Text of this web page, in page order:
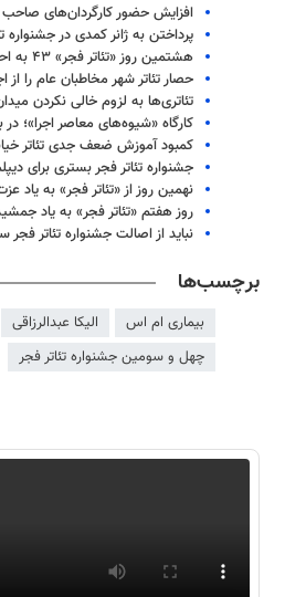
افزایش حضور کارگردان‌های صاحب
پرداختن به ژانر کمدی در جشنواره
هشتمین روز «تئاتر فجر» ۴۳ به احترام داوود رشیدی
حصار تئاتر شهر مخاطبان عام را
تئاتری‌ها به لزوم خالی نکردن
کارگاه «شیوه‌های معاصر اجرا»؛ در
کمبود آموزش ضعف جدی تئاتر
جشنواره تئاتر فجر بستری برای
نهمین روز از «تئاتر فجر» به یاد
روز هفتم «تئاتر فجر» به یاد
نباید از اصالت جشنواره تئاتر فجر
برچسب‌ها
بیماری ام اس الیکا عبدالرزاقی
چهل و سومین جشنواره تئاتر فجر